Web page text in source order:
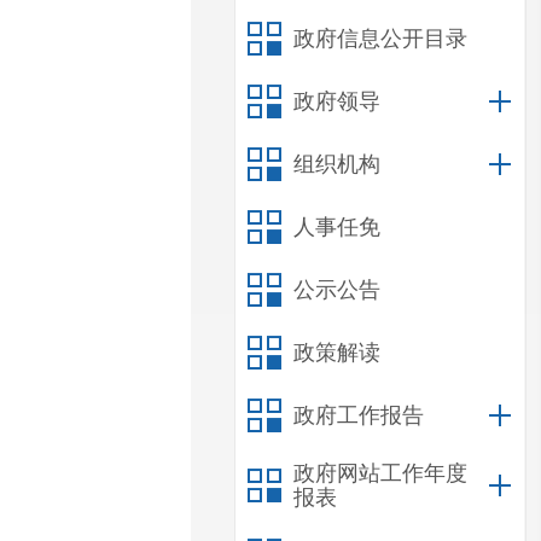
政府信息公开目录
政府领导
组织机构
人事任免
公示公告
政策解读
政府工作报告
政府网站工作年度
报表